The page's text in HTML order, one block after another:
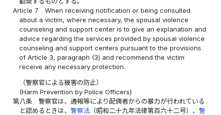
Article 7
When receiving notification or being consulted
about a victim, where necessary, the spousal violence
counseling and support center is to give an explanation and
advice regarding the services provided by spousal violence
counseling and support centers pursuant to the provisions
of Article 3, paragraph (3) and recommend the victim
receive any necessary protection.
（警察官による被害の防止）
(Harm Prevention by Police Officers)
第八条
警察官は、通報等により配偶者からの暴力が行われている
と認めるときは、警察法 （昭和二十九年法律第百六十二号）、警